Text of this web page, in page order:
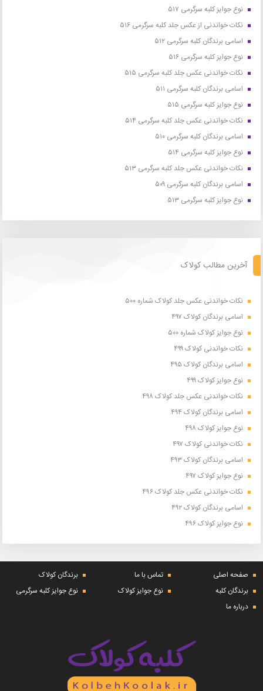
نوع جوایز کلبه سرگرمی ۵۱۷
نکات خواندنی از عکس جلد کلبه سرگرمی ۵۱۶
اسامی برندگان کلبه سرگرمی ۵۱۲
نوع جوایز کلبه سرگرمی ۵۱۶
نکات خواندنی عکس جلد کلبه سرگرمی ۵۱۵
اسامی برندگان کلبه سرگرمی ۵۱۱
نوع جوایز کلبه سرگرمی ۵۱۵
نکات خواندنی عکس جلد کلبه سرگرمی ۵۱۴
اسامی برندگان کلبه سرگرمی ۵۱۰
نوع جوایز کلبه سرگرمی ۵۱۴
نکات خواندنی عکس جلد کلبه سرگرمی ۵۱۳
اسامی برندگان کلبه سرگرمی ۵۰۹
نوع جوایز کلبه سرگرمی ۵۱۳
آخرین مطالب کولاک
نکات خواندنی عکس جلد کولاک شماره ۵۰۰
اسامی برندگان کولاک ۴۹۷
نوع جوایز کولاک شماره ۵۰۰
نکات خواندنی کولاک ۴۹۹
اسامی برندگان کولاک ۴۹۵
نوع جوایز کولاک ۴۹۹
نکات خواندنی عکس جلد کولاک ۴۹۸
اسامی برندگان کولاک ۴۹۴
نوع جوایز کولاک ۴۹۸
نکات خواندنی کولاک ۴۹۷
اسامی برندگان کولاک ۴۹۳
نوع جوایز کولاک ۴۹۷
نکات خواندنی عکس جلد کولاک ۴۹۶
اسامی برندگان کولاک ۴۹۲
نوع جوایز کولاک ۴۹۶
صفحه اصلی تماس با ما
برندگان کولاک
برندگان کلبه
نوع جوایز کولاک
نوع جوایز کلبه سرگرمی
درباره ما